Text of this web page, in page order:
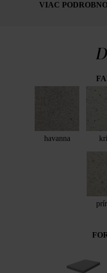
VIAC
havanna